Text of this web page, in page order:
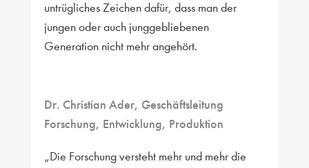
untrügliches Zeichen dafür, dass man der
jungen oder auch junggebliebenen
Generation nicht mehr angehört.
Dr. Christian Ader, Geschäftsleitung
Forschung, Entwicklung, Produktion
„Die Forschung versteht mehr und mehr die